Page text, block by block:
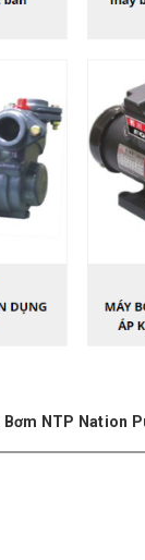
Bơm NTP Nation